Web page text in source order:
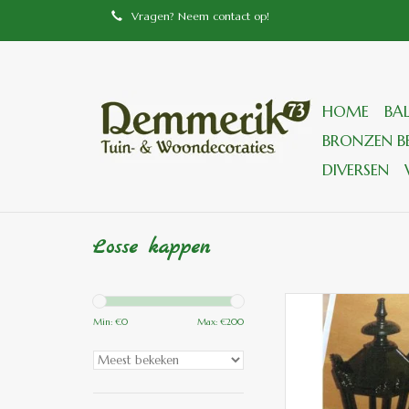
Vragen? Neem contact op!
HOME
BRONZEN
DIVERSEN
Losse kappen
Min: €0 Max: €200
A/1 Aluminium kap